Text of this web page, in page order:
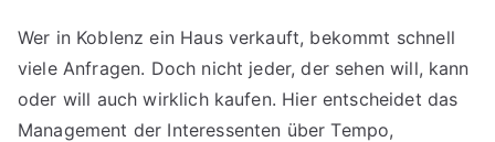
Wer in Koblenz ein Haus verkauft, bekommt schnell
viele Anfragen. Doch nicht jeder, der sehen will, kann
oder will auch wirklich kaufen. Hier entscheidet das
Management der Interessenten über Tempo,